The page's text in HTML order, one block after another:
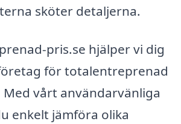
sköter detaljerna.
pris.se hjälper vi dig
för totalentreprenad
vårt användarvänliga
enkelt jämföra olika